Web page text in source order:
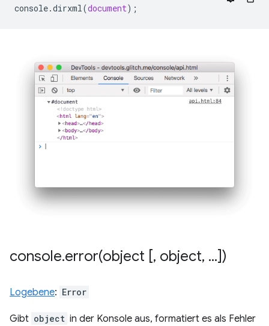
console.dirxml(document);
console.error(object [, object, ...])
Logebene: Error
Gibt object in der Konsole aus, formatiert es als Fehler